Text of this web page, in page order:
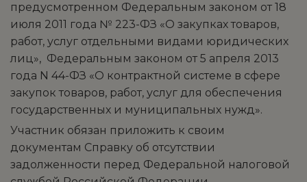
предусмотренном Федеральным законом от 18
июля 2011 года № 223-ФЗ «О закупках товаров,
работ, услуг отдельными видами юридических
лиц», Федеральным законом от 5 апреля 2013
года N 44-ФЗ «О контрактной системе в сфере
закупок товаров, работ, услуг для обеспечения
государственных и муниципальных нужд».
Участник обязан приложить к своим
документам Справку об отсутствии
задолженности перед Федеральной налоговой